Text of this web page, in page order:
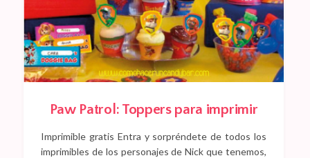
Paw Patrol: Toppers para imprimir
Imprimible gratis Entra y sorpréndete de todos los
imprimibles de los personajes de Nick que tenemos,